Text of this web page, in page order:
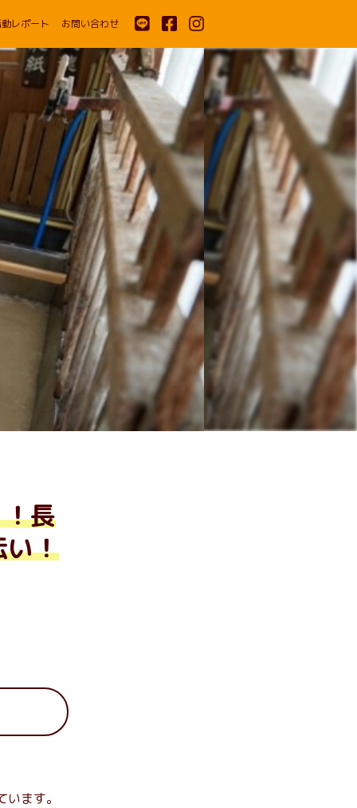
レポート お問い合わせ
長
い！
ます。